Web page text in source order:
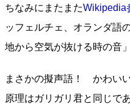
ちなみにまたまたWikipedia
ッフェルチェ、オランダ語
地から空気が抜ける時の音
まさかの擬声語！ かわい
原理はガリガリ君と同じで